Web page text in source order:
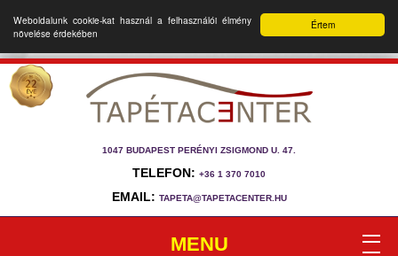
Értem
Weboldalunk cookie-kat használ a felhasználói élmény
növelése érdekében
1047 BUDAPEST PERÉNYI ZSIGMOND U. 47.
TELEFON: +36 1 370 7010
EMAIL: TAPETA@TAPETACENTER.HU
MENU